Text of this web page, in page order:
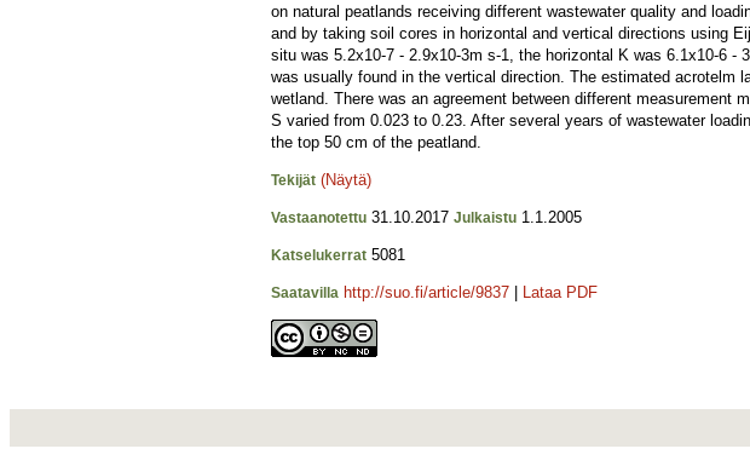
on natural peatlands receiving different wastewater quality and
and by taking soil cores in horizontal and vertical directions using
situ was 5.2x10-7 - 2.9x10-3m s-1, the horizontal K was 6.1x10-6
was usually found in the vertical direction. The estimated acrotelm
wetland. There was an agreement between different measurement
S varied from 0.023 to 0.23. After several years of wastewater
the top 50 cm of the peatland.
Tekijät (Näytä)
Vastaanotettu 31.10.2017 Julkaistu 1.1.2005
Katselukerrat 5081
Saatavilla http://suo.fi/article/9837 Lataa PDF